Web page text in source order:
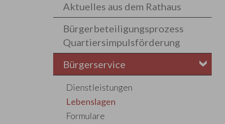
Aktuelles aus dem Rathaus
Bürgerbeteiligungsprozess
Quartiersimpulsförderung
Bürgerservice
Dienstleistungen
Lebenslagen
Formulare